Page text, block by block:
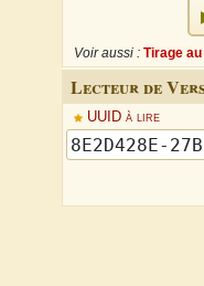
Voir aussi : Tirage
Lecteur de
UUID à lire